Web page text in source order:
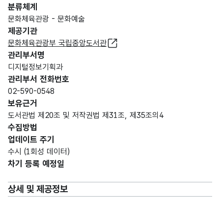
분류체계
문화체육관광 - 문화예술
제공기관
문화체육관광부 국립중앙도서관
관리부서명
디지털정보기획과
관리부서 전화번호
02-590-0548
보유근거
도서관법 제20조 및 저작권법 제31조, 제35조의4
수집방법
업데이트 주기
수시 (1회성 데이터)
차기 등록 예정일
상세 및 제공정보